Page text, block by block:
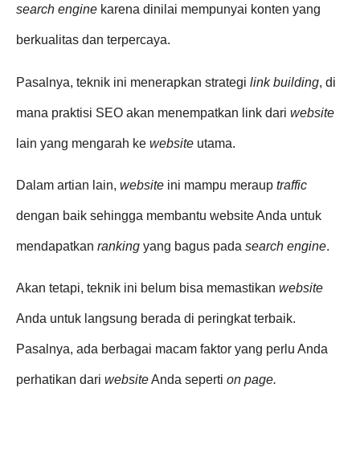
search engine karena dinilai mempunyai konten yang
berkualitas dan terpercaya.
Pasalnya, teknik ini menerapkan strategi link building, di
mana praktisi SEO akan menempatkan link dari website
lain yang mengarah ke website utama.
Dalam artian lain, website ini mampu meraup traffic
dengan baik sehingga membantu website Anda untuk
mendapatkan ranking yang bagus pada search engine.
Akan tetapi, teknik ini belum bisa memastikan website
Anda untuk langsung berada di peringkat terbaik.
Pasalnya, ada berbagai macam faktor yang perlu Anda
perhatikan dari websiteAnda seperti on page.